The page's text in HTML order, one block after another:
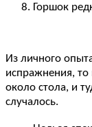
Горшок
Из личного
испражнения,
около стола, и
случалось.